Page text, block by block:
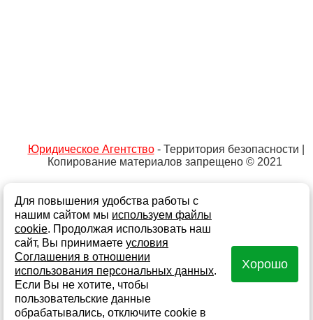
Юридическое Агентство- Территория безопасности |
Копирование материалов запрещено © 2021
Не является публичной офертой
Политика обработки персональных данных и
информации
Согласие на обработку персональных данных
Согласие на получение информационной и рекламной
рассылки
Создание сайта - Fokas
Для повышения удобства работы с
нашим сайтом мы используем файлы
cookie. Продолжая использовать наш
сайт, Вы принимаете условия
Соглашения в отношении
использования персональных данных.
Если Вы не хотите, чтобы
пользовательские данные
обрабатывались, отключите cookie в
Хорошо